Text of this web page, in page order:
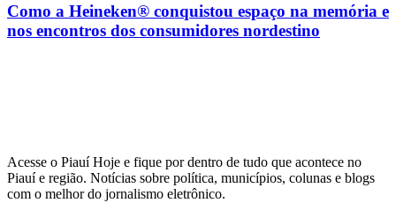
Como a Heineken® conquistou espaço na memória e
nos encontros dos consumidores nordestino
Acesse o Piauí Hoje e fique por dentro de tudo que acontece no
Piauí e região. Notícias sobre política, municípios, colunas e blogs
com o melhor do jornalismo eletrônico.